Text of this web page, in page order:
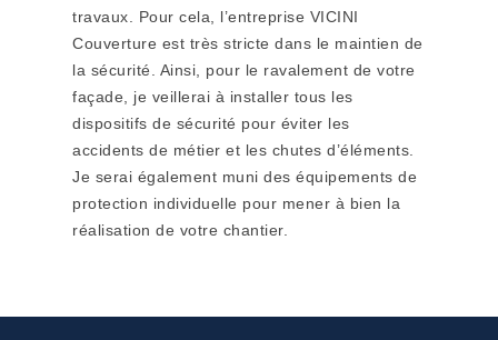
travaux. Pour cela, l’entreprise VICINI
Couverture est très stricte dans le maintien de
la sécurité. Ainsi, pour le ravalement de votre
façade, je veillerai à installer tous les
dispositifs de sécurité pour éviter les
accidents de métier et les chutes d’éléments.
Je serai également muni des équipements de
protection individuelle pour mener à bien la
réalisation de votre chantier.